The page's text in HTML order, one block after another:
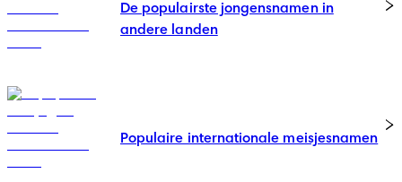
De populairste jongensnamen in
andere landen
Populaire internationale meisjesnamen